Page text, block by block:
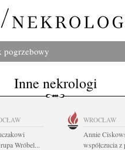
pogrzebowy
Inne nekrologi
Wróbel...
WROCŁAW
Annie
współczucia